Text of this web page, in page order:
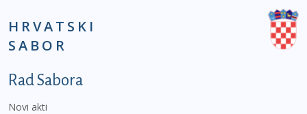
HRVATSKI
SABOR
Podnožje prvi izbornik
Rad Sabora
Novi akti